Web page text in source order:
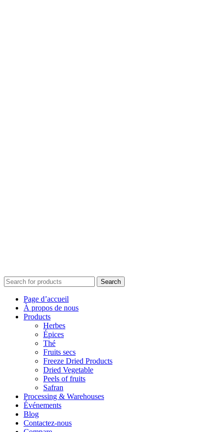
Search
Page d’accueil
À propos de nous
Products
Herbes
Épices
Thé
Fruits secs
Freeze Dried Products
Dried Vegetable
Peels of fruits
Safran
Processing & Warehouses
Événements
Blog
Contactez-nous